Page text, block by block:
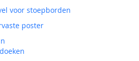
voor stoepborden
poster